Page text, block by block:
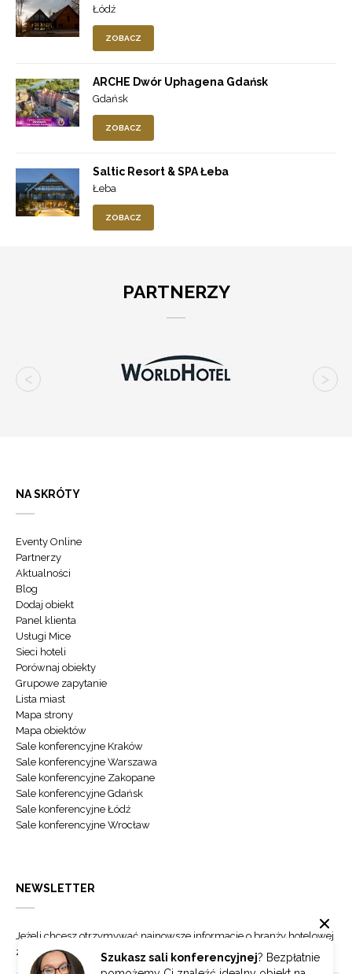
Łódź
ZOBACZ
ARCHE Dwór Uphagena Gdańsk
Gdańsk
ZOBACZ
Saltic Resort & SPA Łeba
Łeba
ZOBACZ
PARTNERZY
Szukasz sali konferencyjnej? Bezpłatnie
NA SKRÓTY
Eventy Online
Partnerzy
Aktualności
Blog
Dodaj obiekt
Panel klienta
Usługi Mice
Sieci hoteli
Porównaj obiekty
Grupowe zapytanie
Lista miast
Mapa strony
Mapa obiektów
Sale konferencyjne Kraków
Sale konferencyjne Warszawa
Sale konferencyjne Zakopane
Sale konferencyjne Gdańsk
Sale konferencyjne Łódź
Sale konferencyjne Wrocław
NEWSLETTER
Jeżeli chcesz otrzymywać najnowsze informacje o branży hotelowej
zapisz się do naszego newslettera.